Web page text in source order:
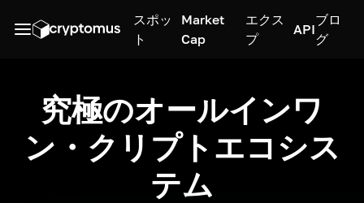
スポッ
ト
Market
Cap
エクス
プ
API
ブロ
グ
究極のオールインワ
ン・クリプトエコシス
テム